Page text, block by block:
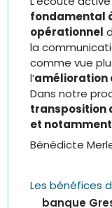
fondamental
opérationnel
la
comme vue
l’amélioration
Dans notre
transposition
et
Bénédicte
Les bénéfices
banque